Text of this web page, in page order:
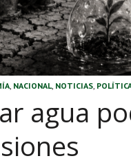
, NACIONAL, NOTICIAS,
agua